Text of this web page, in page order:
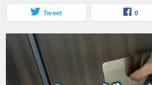
Tweet 0